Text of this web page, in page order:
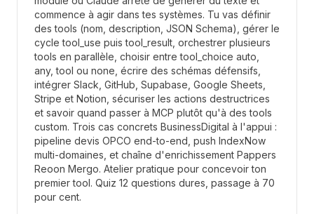
commence à agir dans tes systèmes. Tu vas définir
des tools (nom, description, JSON Schema), gérer le
cycle tool_use puis tool_result, orchestrer plusieurs
tools en parallèle, choisir entre tool_choice auto,
any, tool ou none, écrire des schémas défensifs,
intégrer Slack, GitHub, Supabase, Google Sheets,
Stripe et Notion, sécuriser les actions destructrices
et savoir quand passer à MCP plutôt qu'à des tools
custom. Trois cas concrets BusinessDigital à l'appui :
pipeline devis OPCO end-to-end, push IndexNow
multi-domaines, et chaîne d'enrichissement Pappers
Reoon Mergo. Atelier pratique pour concevoir ton
premier tool. Quiz 12 questions dures, passage à 70
pour cent.